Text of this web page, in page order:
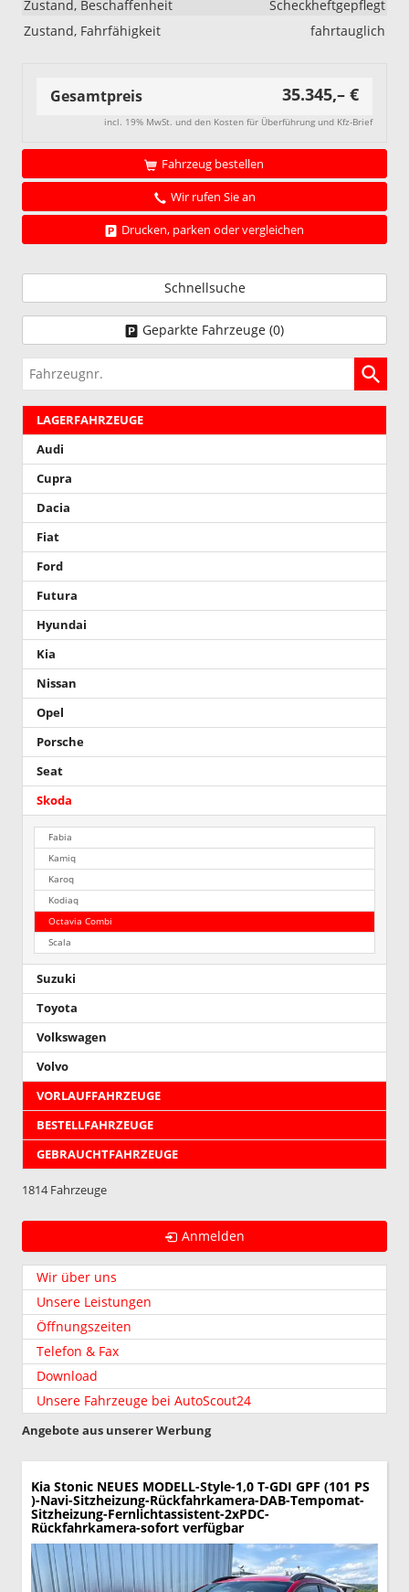
Zustand, Beschaffenheit
Scheckheftgepflegt
Zustand, Fahrfähigkeit
fahrtauglich
Gesamtpreis 35.345,– €
incl. 19% MwSt. und den Kosten für Überführung und Kfz-Brief
Fahrzeug bestellen
Wir rufen Sie an
Drucken, parken oder vergleichen
Schnellsuche
Geparkte Fahrzeuge (0)
Fahrzeugnr.
LAGERFAHRZEUGE
Audi
Cupra
Dacia
Fiat
Ford
Futura
Hyundai
Kia
Nissan
Opel
Porsche
Seat
Skoda
Fabia
Kamiq
Karoq
Kodiaq
Octavia Combi
Scala
Suzuki
Toyota
Volkswagen
Volvo
VORLAUFFAHRZEUGE
BESTELLFAHRZEUGE
GEBRAUCHTFAHRZEUGE
1814 Fahrzeuge
Anmelden
Wir über uns
Unsere Leistungen
Öffnungszeiten
Telefon & Fax
Download
Unsere Fahrzeuge bei AutoScout24
Angebote aus unserer Werbung
Kia Stonic NEUES MODELL-Style-1,0 T-GDI GPF (101 PS
)-Navi-Sitzheizung-Rückfahrkamera-DAB-Tempomat-
Sitzheizung-Fernlichtassistent-2xPDC-
Rückfahrkamera-sofort verfügbar